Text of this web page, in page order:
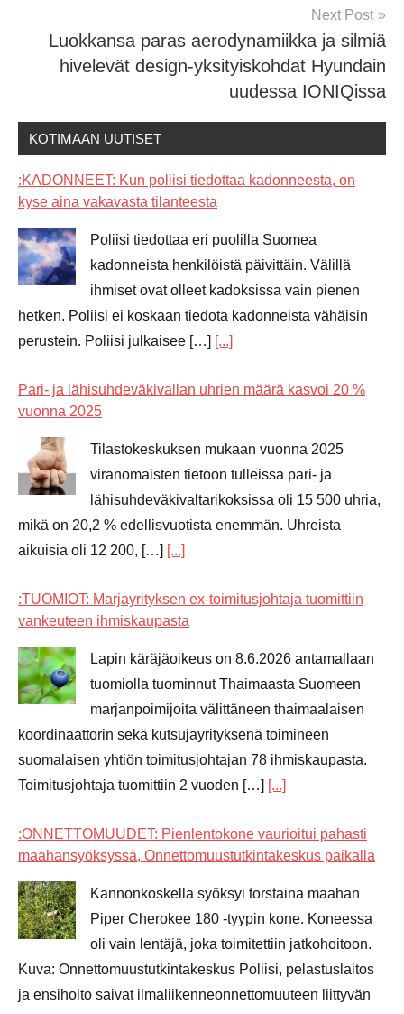
Next Post
Luokkansa paras aerodynamiikka ja silmiä
hivelevät design-yksityiskohdat Hyundain
uudessa IONIQissa
KOTIMAAN UUTISET
:KADONNEET: Kun poliisi tiedottaa kadonneesta, on
kyse aina vakavasta tilanteesta
Poliisi tiedottaa eri puolilla Suomea
kadonneista henkilöistä päivittäin. Välillä
ihmiset ovat olleet kadoksissa vain pienen
hetken. Poliisi ei koskaan tiedota kadonneista vähäisin
perustein. Poliisi julkaisee […] [...]
Pari- ja lähisuhdeväkivallan uhrien määrä kasvoi 20 %
vuonna 2025
Tilastokeskuksen mukaan vuonna 2025
viranomaisten tietoon tulleissa pari- ja
lähisuhdeväkivaltarikoksissa oli 15 500 uhria,
mikä on 20,2 % edellisvuotista enemmän. Uhreista
aikuisia oli 12 200, […] [...]
:TUOMIOT: Marjayrityksen ex-toimitusjohtaja tuomittiin
vankeuteen ihmiskaupasta
Lapin käräjäoikeus on 8.6.2026 antamallaan
tuomiolla tuominnut Thaimaasta Suomeen
marjanpoimijoita välittäneen thaimaalaisen
koordinaattorin sekä kutsujayrityksenä toimineen
suomalaisen yhtiön toimitusjohtajan 78 ihmiskaupasta.
Toimitusjohtaja tuomittiin 2 vuoden […] [...]
:ONNETTOMUUDET: Pienlentokone vaurioitui pahasti
maahansyöksyssä, Onnettomuustutkintakeskus paikalla
Kannonkoskella syöksyi torstaina maahan
Piper Cherokee 180 -tyypin kone. Koneessa
oli vain lentäjä, joka toimitettiin jatkohoitoon.
Kuva: Onnettomuustutkintakeskus Poliisi, pelastuslaitos
ja ensihoito saivat ilmaliikenneonnettomuuteen liittyvän